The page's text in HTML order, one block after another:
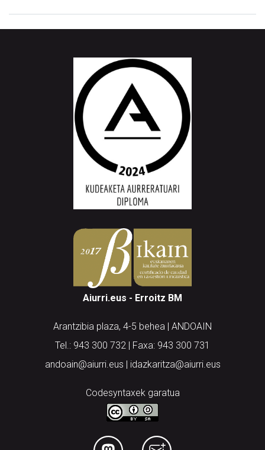
Aiurri.eus - Erroitz BM
Arantzibia plaza, 4-5 behea | ANDOAIN
Tel.: 943 300 732 | Faxa: 943 300 731
andoain@aiurri.eus | idazkaritza@aiurri.eus
Codesyntaxek garatua